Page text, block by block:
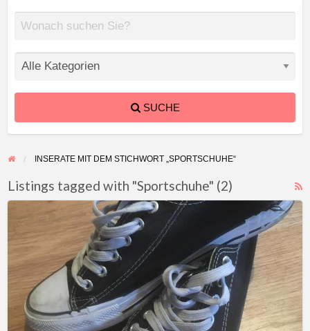
SUCHE
INSERATE MIT DEM STICHWORT „SPORTSCHUHE“
Listings tagged with "Sportschuhe" (2)
abgetragene
Damenturnschuhe